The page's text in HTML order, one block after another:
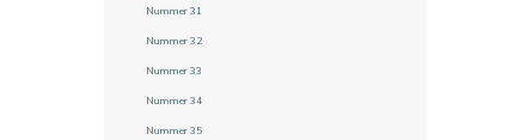
Nummer 31
Nummer 32
Nummer 33
Nummer 34
Nummer 35